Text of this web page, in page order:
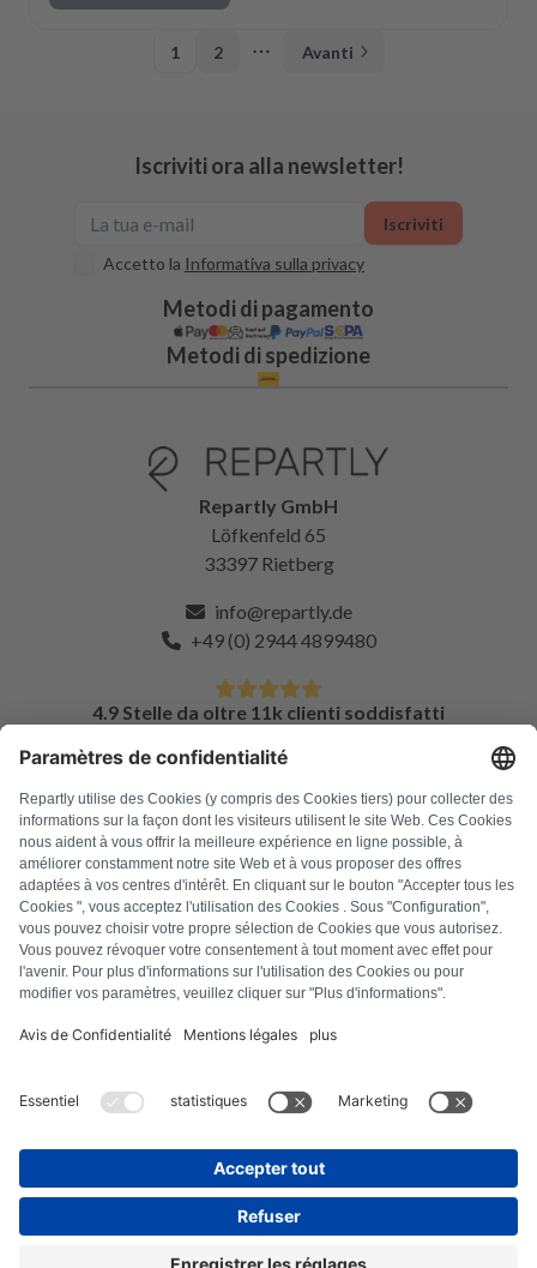
1 2
More pages
Avanti
Iscriviti ora alla newsletter!
Accetto la Informativa sulla privacy
Iscriviti
Metodi di pagamento
Metodi di spedizione
Repartly GmbH
Löfkenfeld 65
33397 Rietberg
info@repartly.de
+49 (0) 2944 4899480
4.9 Stelle da oltre 11k clienti soddisfatti
DOMANDE FREQUENTI
Tutti i codici di errore
Chi siamo
Stampa
Note legali
Termini e condizioni
Informativa sui cookie
Recesso dal contratto